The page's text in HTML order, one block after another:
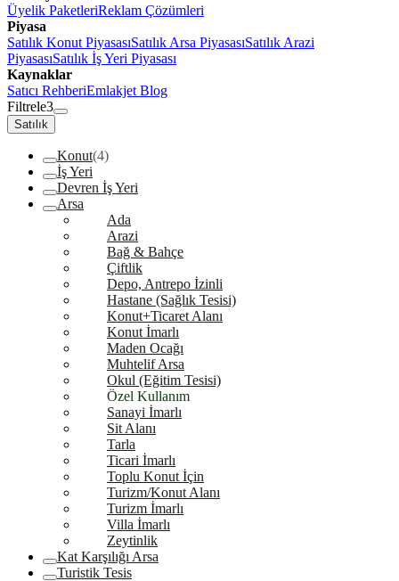
Üyelik PaketleriReklam Çözümleri
Piyasa
Satılık Konut PiyasasıSatılık Arsa PiyasasıSatılık Arazi
PiyasasıSatılık İş Yeri Piyasası
Kaynaklar
Satıcı RehberiEmlakjet Blog
Filtrele3
Satılık
Konut(4)
İş Yeri
Devren İş Yeri
Arsa
Ada
Arazi
Bağ & Bahçe
Çiftlik
Depo, Antrepo İzinli
Hastane (Sağlık Tesisi)
Konut+Ticaret Alanı
Konut İmarlı
Maden Ocağı
Muhtelif Arsa
Okul (Eğitim Tesisi)
Özel Kullanım
Sanayi İmarlı
Sit Alanı
Tarla
Ticari İmarlı
Toplu Konut İçin
Turizm/Konut Alanı
Turizm İmarlı
Villa İmarlı
Zeytinlik
Kat Karşılığı Arsa
Turistik Tesis